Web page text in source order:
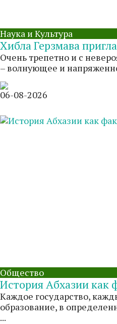
Наука и Культура
Хибла Герзмава
Очень трепетно и с
– волнующее и
06-08-2026
Общество
История Абхазии как
Каждое государство,
образование, в
...